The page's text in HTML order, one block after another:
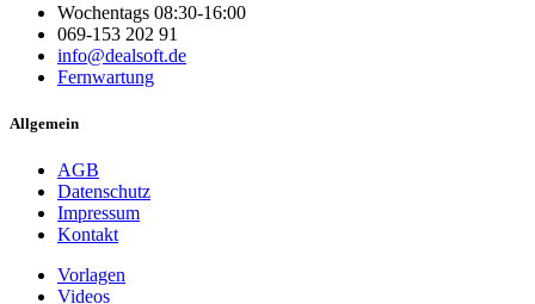
Wochentags 08:30-16:00
069-153 202 91
info@dealsoft.de
Fernwartung
Allgemein
AGB
Datenschutz
Impressum
Kontakt
Vorlagen
Videos